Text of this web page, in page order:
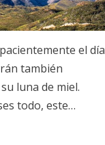
el día
también
luna de miel.
todo, este…